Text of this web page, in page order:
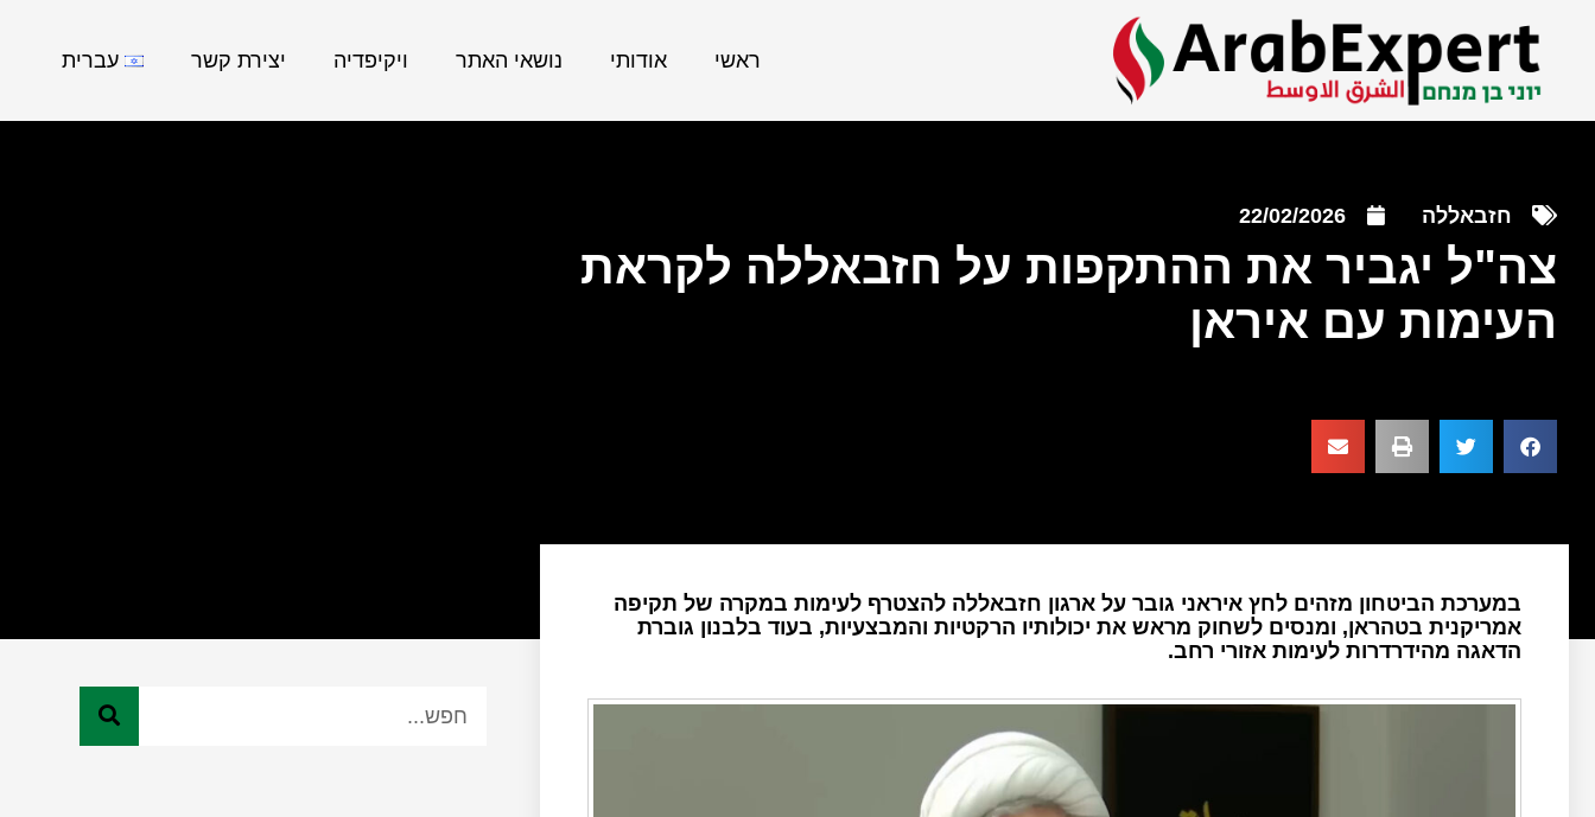
ראשי אודותי נושאי האתר ויקיפדיה יצירת קשר עברית
חזבאללה 22/02/2026
צה"ל יגביר את ההתקפות על חזבאללה לקראת
העימות עם איראן
במערכת הביטחון מזהים לחץ איראני גובר על ארגון חזבאללה להצטרף לעימות במקרה של תקיפה
אמריקנית בטהראן, ומנסים לשחוק מראש את יכולותיו הרקטיות והמבצעיות, בעוד בלבנון גוברת
הדאגה מהידרדרות לעימות אזורי רחב.